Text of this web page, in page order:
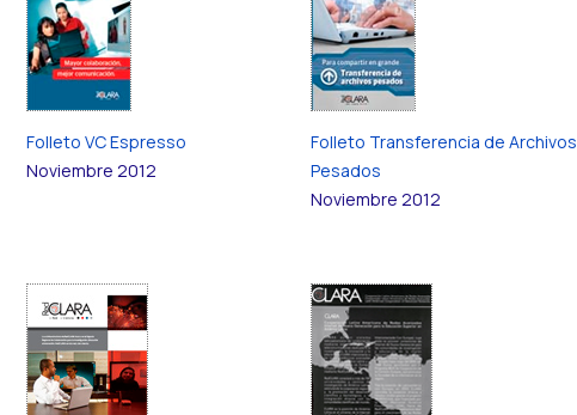
Folleto VC Espresso
Noviembre 2012
Folleto Transferencia de Archivos
Pesados
Noviembre 2012